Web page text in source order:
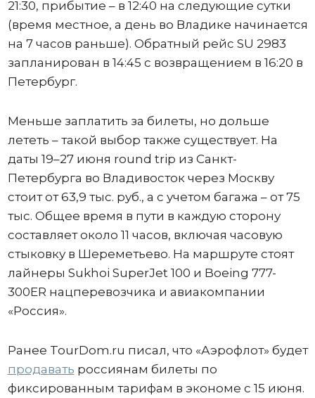
21:30, прибытие – в 12:40 на следующие сутки
(время местное, а день во Владике начинается
на 7 часов раньше). Обратный рейс SU 2983
запланирован в 14:45 с возвращением в 16:20 в
Петербург.
Меньше заплатить за билеты, но дольше
лететь – такой выбор также существует. На
даты 19–27 июня round trip из Санкт-
Петербурга во Владивосток через Москву
стоит от 63,9 тыс. руб., а с учетом багажа – от 75
тыс. Общее время в пути в каждую сторону
составляет около 11 часов, включая часовую
стыковку в Шереметьево. На маршруте стоят
лайнеры Sukhoi SuperJet 100 и Boeing 777-
300ER нацперевозчика и авиакомпании
«Россия».
Ранее TourDom.ru писал, что «Аэрофлот» будет
продавать россиянам билеты по
фиксированным тарифам в экономе с 15 июня.